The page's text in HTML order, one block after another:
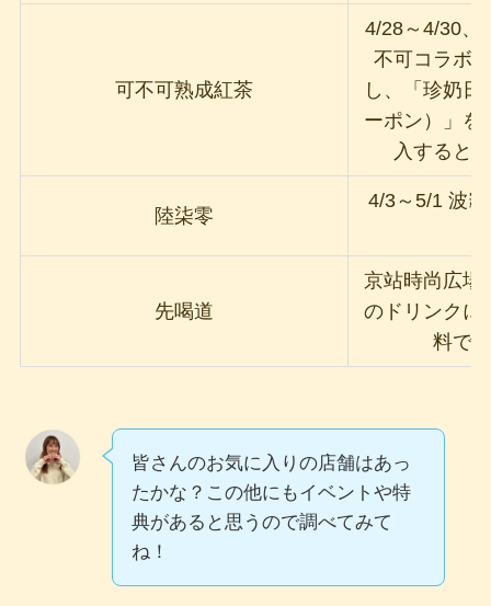
可不可熟成紅茶
4/28～4/30、
不可コラボ
し、「珍奶
ーポン）」を
入すると
陸柒零
4/3～5/1 波
先喝道
京站時尚広場
のドリンクに
料で
皆さんのお気に入りの店舗はあっ
たかな？この他にもイベントや特
典があると思うので調べてみて
ね！